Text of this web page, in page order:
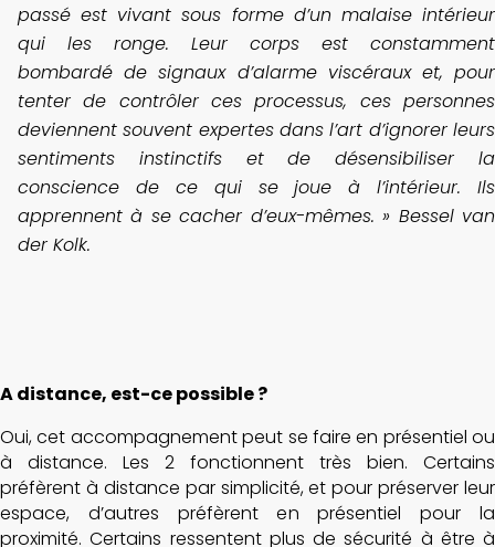
passé est vivant sous forme d’un malaise intérieur
qui les ronge. Leur corps est constamment
bombardé de signaux d’alarme viscéraux et, pour
tenter de contrôler ces processus, ces personnes
deviennent souvent expertes dans l’art d’ignorer leurs
sentiments instinctifs et de désensibiliser la
conscience de ce qui se joue à l’intérieur. Ils
apprennent à se cacher d’eux-mêmes. » Bessel van
der Kolk.
A distance, est-ce possible ?
Oui, cet accompagnement peut se faire en présentiel ou
à distance. Les 2 fonctionnent très bien. Certains
préfèrent à distance par simplicité, et pour préserver leur
espace, d’autres préfèrent en présentiel pour la
proximité. Certains ressentent plus de sécurité à être à